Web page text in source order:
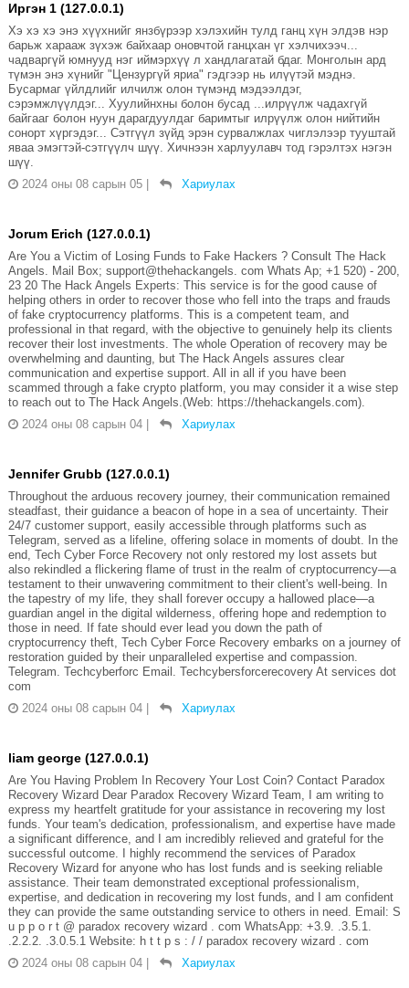
Иргэн 1 (127.0.0.1)
Хэ хэ хэ энэ хүүхнийг янзбүрээр хэлэхийн тулд ганц хүн элдэв нэр
барьж харааж зүхэж байхаар оновчтой ганцхан үг хэлчихээч...
чадваргүй юмнууд нэг иймэрхүү л хандлагатай бдаг. Монголын ард
түмэн энэ хүнийг "Цензургүй яриа" гэдгээр нь илүүтэй мэднэ.
Бусармаг үйлдлийг илчилж олон түмэнд мэдээлдэг,
сэрэмжлүүлдэг... Хуулийнхны болон бусад ...илрүүлж чадахгүй
байгааг болон нуун дарагдуулдаг баримтыг илрүүлж олон нийтийн
сонорт хүргэдэг... Сэтгүүл зүйд эрэн сурвалжлах чиглэлээр тууштай
яваа эмэгтэй-сэтгүүлч шүү. Хичнээн харлуулавч тод гэрэлтэх нэгэн
шүү.
2024 оны 08 сарын 05
Хариулах
Jorum Erich (127.0.0.1)
Are You a Victim of Losing Funds to Fake Hackers ? Consult The Hack
Angels. Mail Box; support@thehackangels. com Whats Ap; +1 520) - 200,
23 20 The Hack Angels Experts: This service is for the good cause of
helping others in order to recover those who fell into the traps and frauds
of fake cryptocurrency platforms. This is a competent team, and
professional in that regard, with the objective to genuinely help its clients
recover their lost investments. The whole Operation of recovery may be
overwhelming and daunting, but The Hack Angels assures clear
communication and expertise support. All in all if you have been
scammed through a fake crypto platform, you may consider it a wise step
to reach out to The Hack Angels.(Web: https://thehackangels.com).
2024 оны 08 сарын 04
Хариулах
Jennifer Grubb (127.0.0.1)
Throughout the arduous recovery journey, their communication remained
steadfast, their guidance a beacon of hope in a sea of uncertainty. Their
24/7 customer support, easily accessible through platforms such as
Telegram, served as a lifeline, offering solace in moments of doubt. In the
end, Tech Cyber Force Recovery not only restored my lost assets but
also rekindled a flickering flame of trust in the realm of cryptocurrency—a
testament to their unwavering commitment to their client's well-being. In
the tapestry of my life, they shall forever occupy a hallowed place—a
guardian angel in the digital wilderness, offering hope and redemption to
those in need. If fate should ever lead you down the path of
cryptocurrency theft, Tech Cyber Force Recovery embarks on a journey of
restoration guided by their unparalleled expertise and compassion.
Telegram. Techcyberforc Email. Techcybersforcerecovery At services dot
com
2024 оны 08 сарын 04
Хариулах
liam george (127.0.0.1)
Are You Having Problem In Recovery Your Lost Coin? Contact Paradox
Recovery Wizard Dear Paradox Recovery Wizard Team, I am writing to
express my heartfelt gratitude for your assistance in recovering my lost
funds. Your team's dedication, professionalism, and expertise have made
a significant difference, and I am incredibly relieved and grateful for the
successful outcome. I highly recommend the services of Paradox
Recovery Wizard for anyone who has lost funds and is seeking reliable
assistance. Their team demonstrated exceptional professionalism,
expertise, and dedication in recovering my lost funds, and I am confident
they can provide the same outstanding service to others in need. Email: S
u p p o r t @ paradox recovery wizard . com WhatsApp: +3.9. .3.5.1.
.2.2.2. .3.0.5.1 Website: h t t p s : / / paradox recovery wizard . com
2024 оны 08 сарын 04
Хариулах